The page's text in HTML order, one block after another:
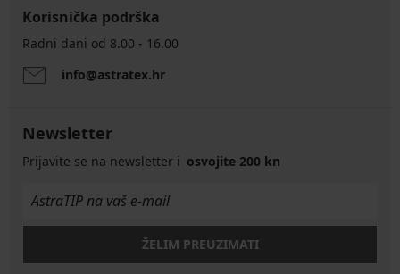
Korisnička podrška
Radni dani od 8.00 - 16.00
info@astratex.hr
Newsletter
Prijavite se na newsletter i osvojite 200 kn
ŽELIM PREUZIMATI